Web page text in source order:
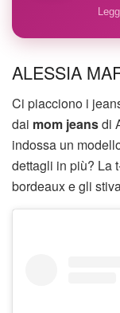
ALESSIA
Ci piacciono i
dai mom jeansdi
indossa un
dettagli in più? La
bordeaux e gli